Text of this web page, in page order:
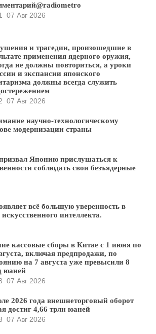
07 Авг 2026
и трагедии, произошедшие в
применения ядерного оружия,
не должны повториться, а уроки
и экспансии японского
должны всегда служить
07 Авг 2026
научно-технологическому
модернизации страны
Японию прислушаться к
соблюдать свои безъядерные
всё большую уверенность в
интеллекта.
кассовые сборы в Китае с 1 июня по
включая предпродажи, по
на 7 августа уже превысили 8
юаней
07 Авг 2026
2026 года внешнеторговый оборот
достиг 4,66 трлн юаней
07 Авг 2026